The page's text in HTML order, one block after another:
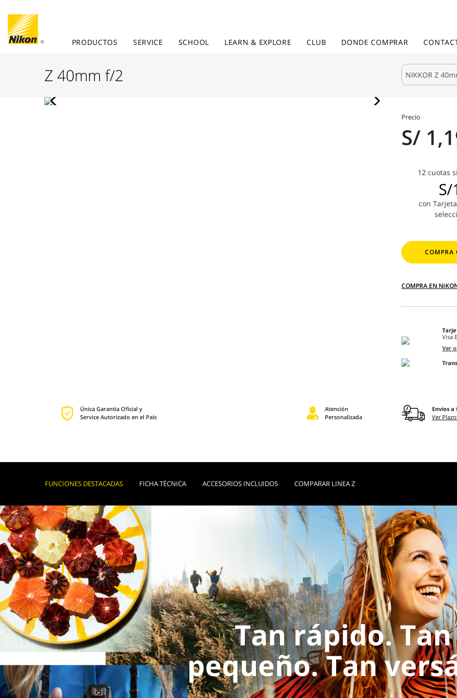
PRODUCTOS SERVICE SCHOOL LEARN & EXPLORE CLUB DONDE COMPRAR
Z 40mm f/2
Precio
S/
12 cuotas
con
COMPRA
COMPRA EN
Visa
Ver
Única Garantia Oficial y
Service Autorizado en el País
Atención
Personalizada
Envios
Ver
FUNCIONES DESTACADAS FICHA TÉCNICA ACCESORIOS INCLUIDOS COMPARAR LINEA Z
Tan rápido. Tan
pequeño. Tan